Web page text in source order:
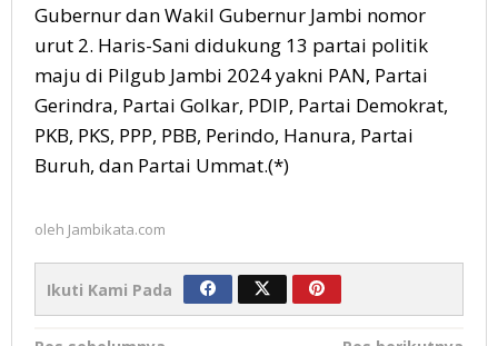
Gubernur dan Wakil Gubernur Jambi nomor
urut 2. Haris-Sani didukung 13 partai politik
maju di Pilgub Jambi 2024 yakni PAN, Partai
Gerindra, Partai Golkar, PDIP, Partai Demokrat,
PKB, PKS, PPP, PBB, Perindo, Hanura, Partai
Buruh, dan Partai Ummat.(*)
oleh Jambikata.com
Ikuti Kami Pada